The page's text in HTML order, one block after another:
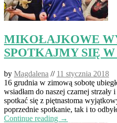
MIKOŁAJKOWE
SPOTKAJMY SIĘ
by Magdalena // 11 stycznia 2018
16 grudnia w zimową sobotę
wsiadłam do naszej czarnej
spotkać się z piętnastoma
poprzednie spotkanie, tak i to
Continue reading →